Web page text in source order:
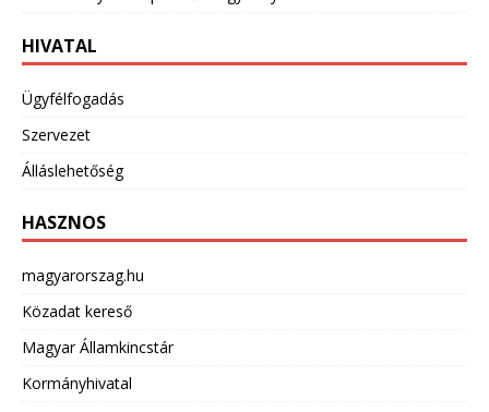
HIVATAL
Ügyfélfogadás
Szervezet
Álláslehetőség
HASZNOS
magyarorszag.hu
Közadat kereső
Magyar Államkincstár
Kormányhivatal